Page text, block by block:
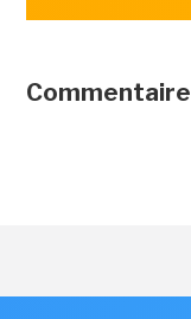
Commentaire